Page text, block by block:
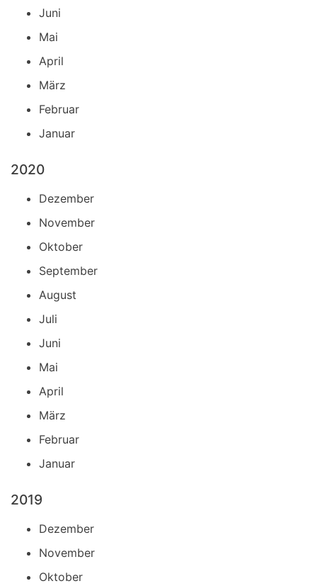
Juni
Mai
April
März
Februar
Januar
2020
Dezember
November
Oktober
September
August
Juli
Juni
Mai
April
März
Februar
Januar
2019
Dezember
November
Oktober